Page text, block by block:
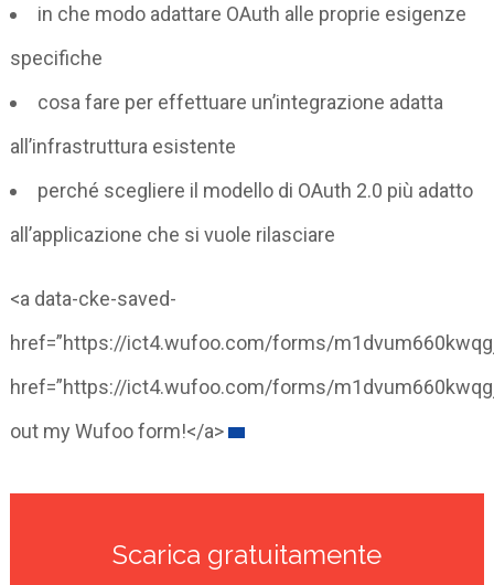
in che modo adattare OAuth alle proprie esigenze
specifiche
cosa fare per effettuare un’integrazione adatta
all’infrastruttura esistente
perché scegliere il modello di OAuth 2.0 più adatto
all’applicazione che si vuole rilasciare
<a data-cke-saved-
href=”https://ict4.wufoo.com/forms/
href=”https://ict4.wufoo.com/forms/
out my Wufoo form!</a>
Scarica gratuitamente